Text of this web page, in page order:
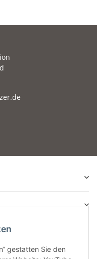
gestatten Sie den